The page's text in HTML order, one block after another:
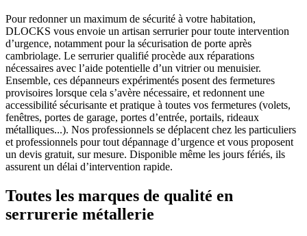
Pour redonner un maximum de sécurité à votre habitation,
DLOCKS vous envoie un artisan serrurier pour toute intervention
d’urgence, notamment pour la sécurisation de porte après
cambriolage. Le serrurier qualifié procède aux réparations
nécessaires avec l’aide potentielle d’un vitrier ou menuisier.
Ensemble, ces dépanneurs expérimentés posent des fermetures
provisoires lorsque cela s’avère nécessaire, et redonnent une
accessibilité sécurisante et pratique à toutes vos fermetures (volets,
fenêtres, portes de garage, portes d’entrée, portails, rideaux
métalliques...). Nos professionnels se déplacent chez les particuliers
et professionnels pour tout dépannage d’urgence et vous proposent
un devis gratuit, sur mesure. Disponible même les jours fériés, ils
assurent un délai d’intervention rapide.
Toutes les marques de qualité en
serrurerie métallerie